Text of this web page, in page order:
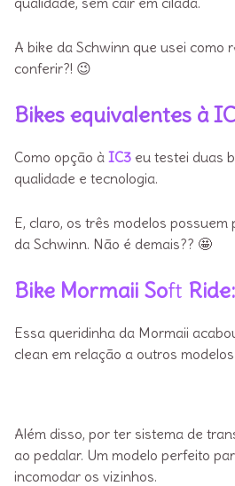
A bike da Schwinn que usei como
conferir?! 😉
Bikes equivalentes à
Como opção à IC3 eu testei duas
qualidade e tecnologia.
E, claro, os três modelos
da Schwinn. Não é demais?? 🤩
Bike Mormaii Soft
Essa queridinha da Mormaii
clean em relação a outros
Além disso, por ter sistema de
ao pedalar. Um modelo perfeito
incomodar os vizinhos.